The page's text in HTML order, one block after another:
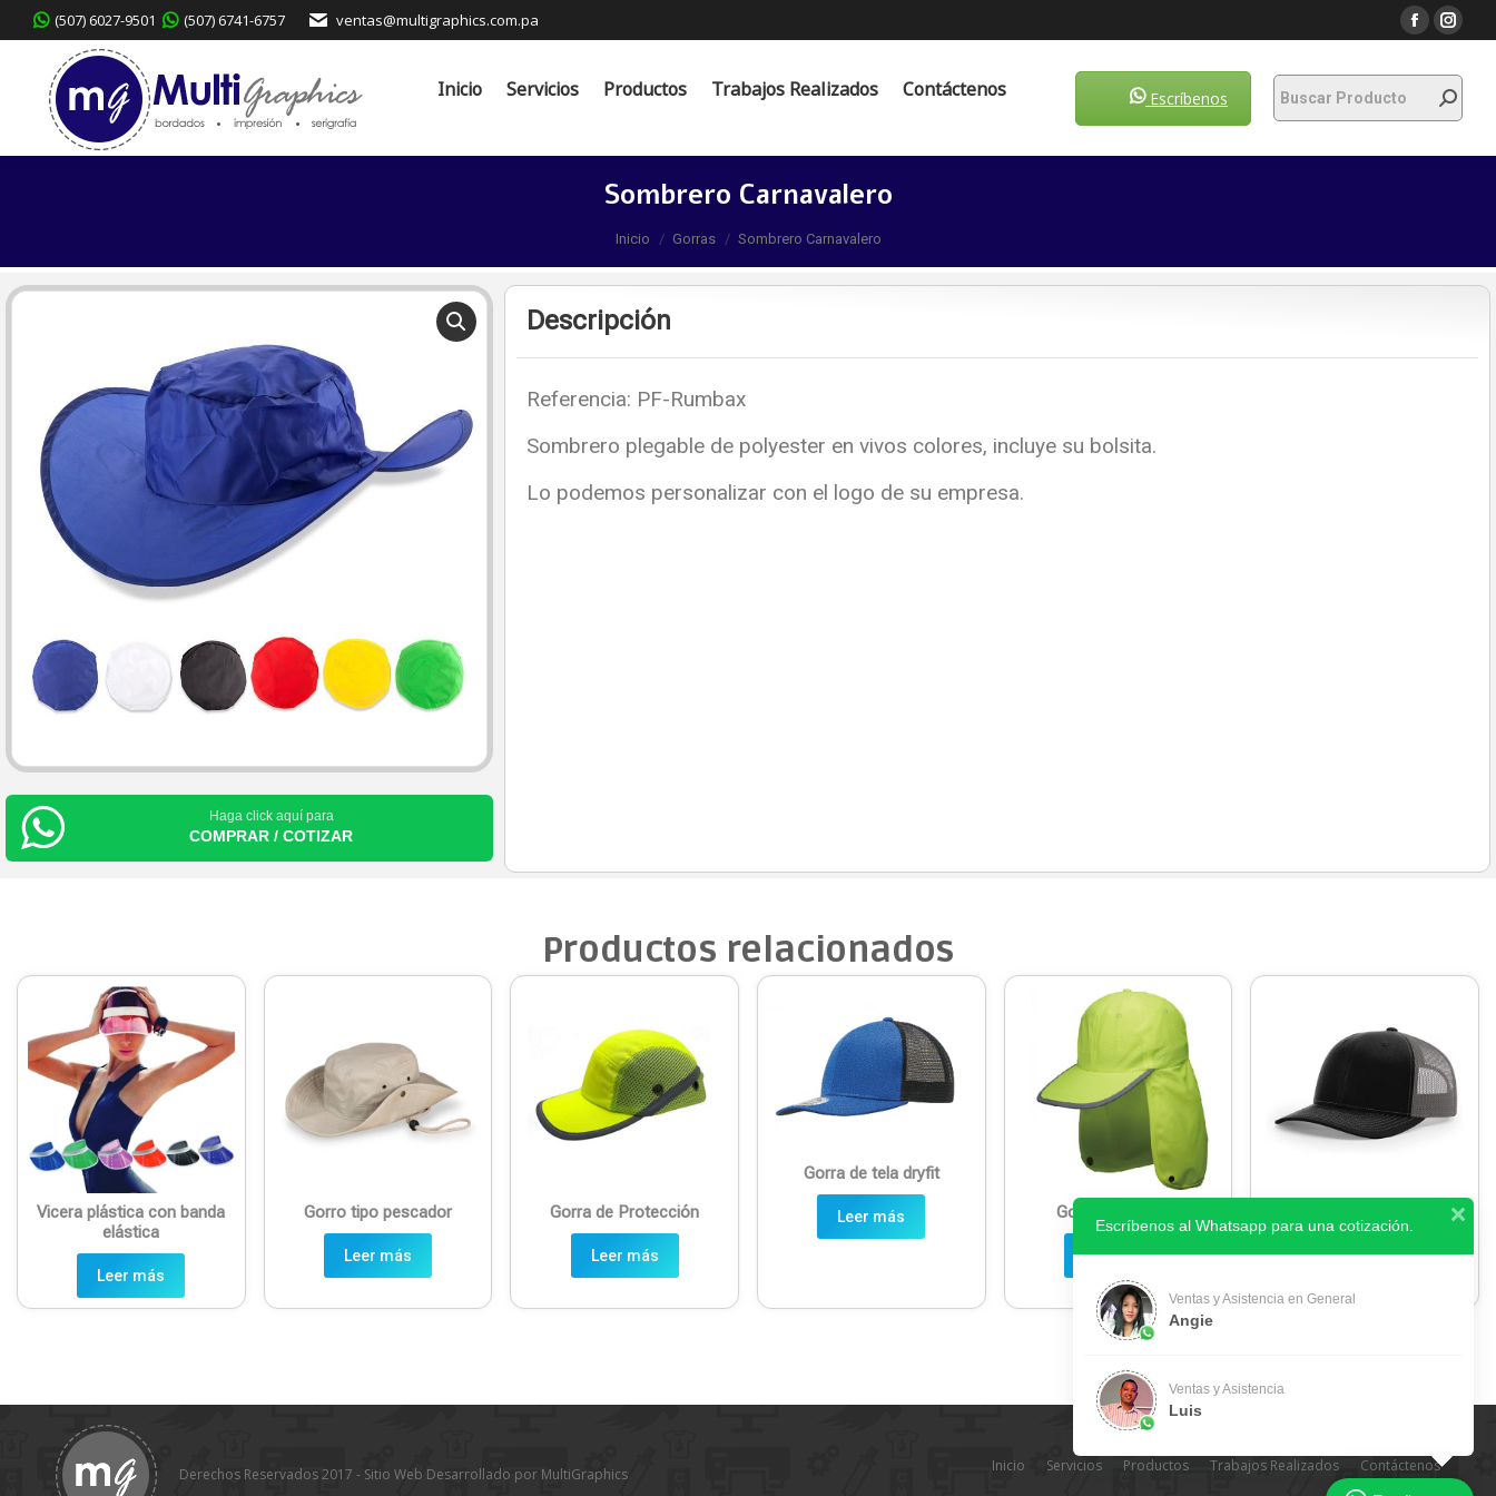
(507) 6027-9501 (507) 6741-6757 ventas@multigraphics.com.pa
Inicio Servicios Productos Trabajos Realizados Contáctenos Escríbenos
Sombrero Carnavalero
Estás aquí:
Inicio Gorras Sombrero Carnavalero
Haga click aquí para
COMPRAR / COTIZAR
Descripción
Referencia: PF-Rumbax
Sombrero plegable de polyester en vivos colores, incluye su bolsita.
Lo podemos personalizar con el logo de su empresa.
Productos relacionados
Vicera plástica con banda
elástica
Leer más
Gorro tipo pescador
Leer más
Gorra de Protección
Leer más
Gorra de tela dryfit
Leer más Gorra de Trabajo
Leer más Leer más
Derechos Reservados 2017 - Sitio Web Desarrollado por MultiGraphics Inicio Servicios Productos Trabajos Realizados Contáctenos
Inicio Servicios Productos Escríbenos
Escríbenos al Whatsapp para una cotización.
Ventas y Asistencia en General
Angie
Ventas y Asistencia
Luis